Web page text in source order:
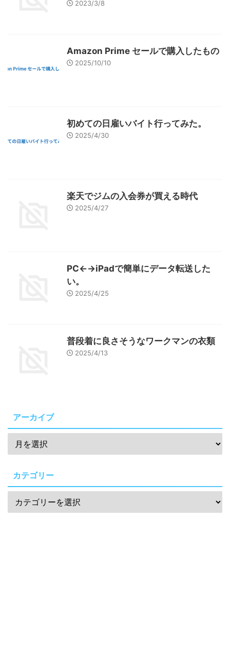
2023/3/8
Amazon Prime セールで購入したもの
2025/10/10
初めての日雇いバイト行ってみた。
2025/4/30
楽天でジムの入会券が買える時代
2025/4/27
PC←→iPadで簡単にデータ転送した
い。
2025/4/25
普段着に良さそうなワークマンの衣類
2025/4/13
アーカイブ
カテゴリー